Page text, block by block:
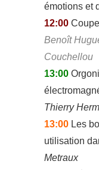
émotions et
12:00
Benoît
Couchellou
13:00
Thierry
13:00 Les
utilisation
Metraux